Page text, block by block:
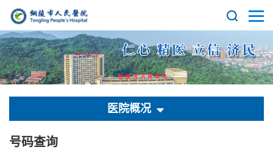
医院概况
号码查询